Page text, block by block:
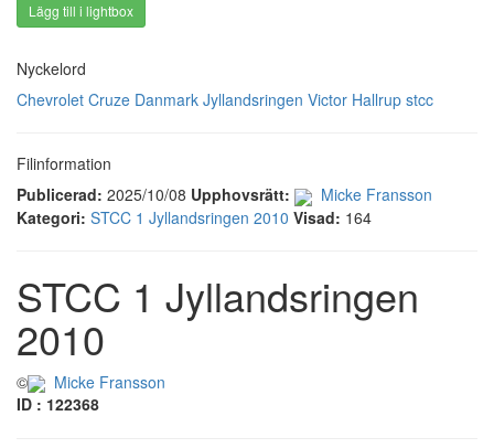
Lägg till i lightbox
Nyckelord
Chevrolet Cruze Danmark Jyllandsringen Victor Hallrup stcc
Filinformation
Publicerad: 2025/10/08 Upphovsrätt:
Micke Fransson
Kategori: STCC 1 Jyllandsringen 2010 Visad: 164
STCC 1 Jyllandsringen
2010
©
Micke Fransson
ID : 122368